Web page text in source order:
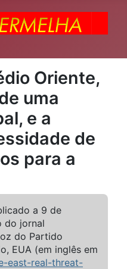
Oriente,
uma
e a
de
para a
a 9 de
do jornal
do Partido
EUA (em inglês em
east-real-threat-